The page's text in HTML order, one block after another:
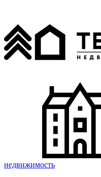
недвижимость